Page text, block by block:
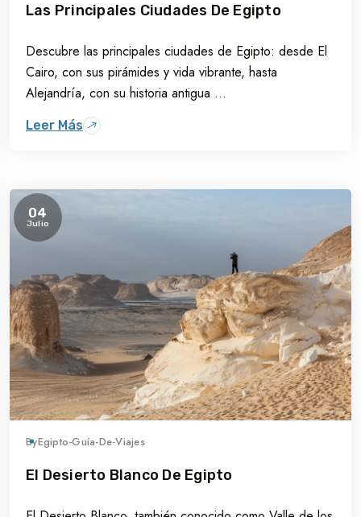
Las Principales Ciudades De Egipto
Descubre las principales ciudades de Egipto: desde El
Cairo, con sus pirámides y vida vibrante, hasta
Alejandría, con su historia antigua ...
Leer Más
04
Julio
ByEgipto-Guía-De-Viajes
El Desierto Blanco De Egipto